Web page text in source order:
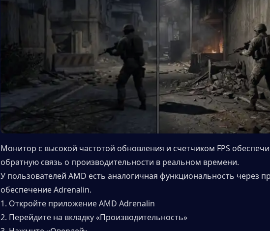
Монитор с высокой частотой обновления и счетчиком FPS
обратную связь о производительности в реальном времени.
У пользователей AMD есть аналогичная функциональность через
обеспечение Adrenalin.
1. Откройте приложение AMD Adrenalin
2. Перейдите на вкладку «Производительность»